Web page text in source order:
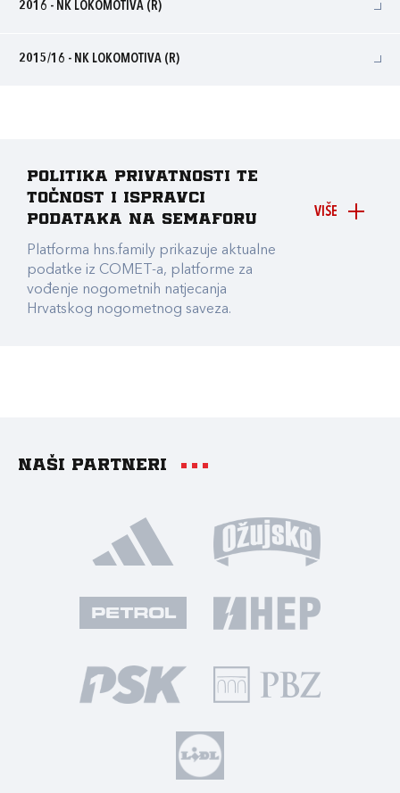
2016 - NK LOKOMOTIVA (R)
2015/16 - NK LOKOMOTIVA (R)
VIŠE
Politika privatnosti te
točnost i ispravci
podataka na Semaforu
Platforma hns.family prikazuje aktualne
podatke iz COMET-a, platforme za
vođenje nogometnih natjecanja
Hrvatskog nogometnog saveza.
Naši partneri